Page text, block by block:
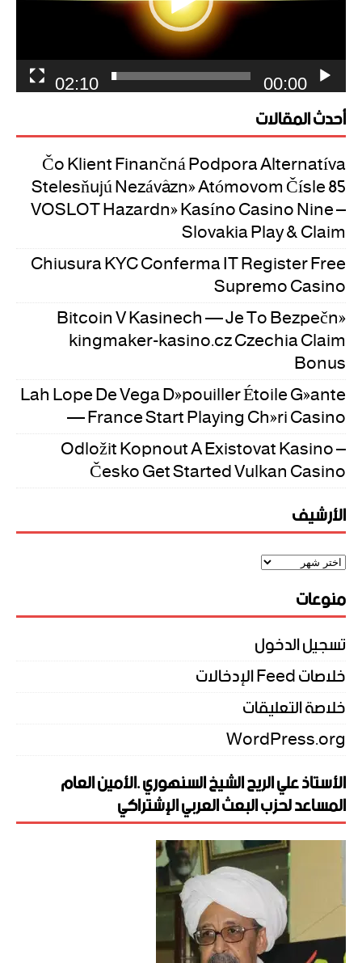
00:00
02:10
أحدث المقالات
Čo Klient Finančná Podpora Alternatíva
Stelesňujú Nezáväzné Atómovom Čísle 85
VOSLOT Hazardné Kasíno Casino Nine –
Slovakia Play & Claim
Chiusura KYC Conferma IT Register Free
Supremo Casino
Bitcoin V Kasinech — Je To Bezpečné
kingmaker-kasino.cz Czechia Claim
Bonus
Lah Lope De Vega Dépouiller Étoile Géante
— France Start Playing Chéri Casino
Odložit Kopnout A Existovat Kasino –
Česko Get Started Vulkan Casino
الأرشيف
منوعات
تسجيل الدخول
خلاصات Feed الإدخالات
خلاصة التعليقات
WordPress.org
الأستاذ علي الريح الشيخ السنهوري .الأمين العام
المساعد لحزب البعث العربي الإشتراكي